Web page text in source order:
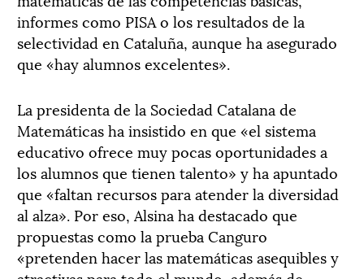
informes como PISA o los resultados de la
selectividad en Cataluña, aunque ha asegurado
que «hay alumnos excelentes».
La presidenta de la Sociedad Catalana de
Matemáticas ha insistido en que «el sistema
educativo ofrece muy pocas oportunidades a
los alumnos que tienen talento» y ha apuntado
que «faltan recursos para atender la diversidad
al alza». Por eso, Alsina ha destacado que
propuestas como la prueba Canguro
«pretenden hacer las matemáticas asequibles y